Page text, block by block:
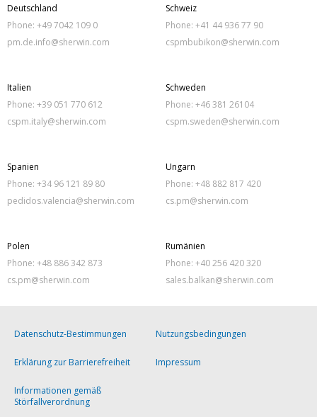
Deutschland
Phone: +49 7042 109 0
pm.de.info@sherwin.com
Schweiz
Phone: +41 44 936 77 90
cspmbubikon@sherwin.com
Italien
Phone: +39 051 770 612
cspm.italy@sherwin.com
Schweden
Phone: +46 381 26104
cspm.sweden@sherwin.com
Spanien
Phone: +34 96 121 89 80
pedidos.valencia@sherwin.com
Ungarn
Phone: +48 882 817 420
cs.pm@sherwin.com
Polen
Phone: +48 886 342 873
cs.pm@sherwin.com
Rumänien
Phone: +40 256 420 320
sales.balkan@sherwin.com
Datenschutz-Bestimmungen Nutzungsbedingungen
Erklärung zur Barrierefreiheit Impressum
Informationen gemäß
Störfallverordnung